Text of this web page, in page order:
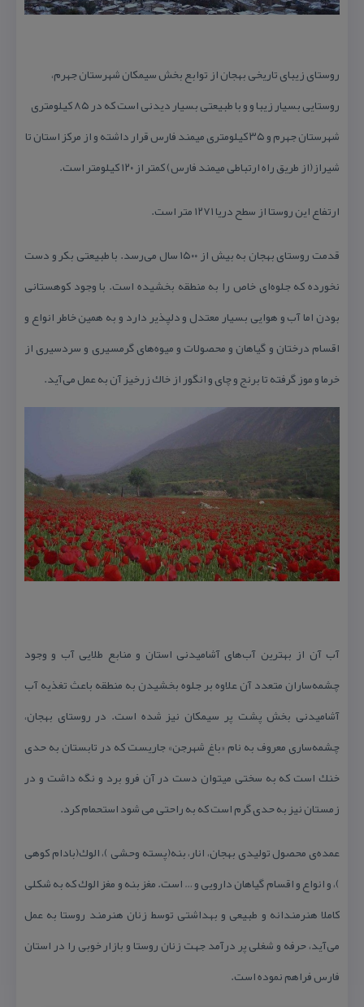
روستای زیبای تاریخی بهجان از توابع بخش سیمكان شهرستان جهرم،
روستایی بسیار زیبا و و با طبیعتی بسیار دیدنی است كه در ۸۵ كیلومتری
شهرستان جهرم و ۳۵ كیلومتری میمند فارس قرار داشته و از مركز استان تا
شیراز(از طریق راه ارتباطی میمند فارس) كمتر از ۱۲۰ كیلومتر است.
ارتفاع این روستا از سطح دریا ۱۲۷۱ متر است.
قدمت روستای بهجان به بیش از ۱۵۰۰ سال می‌رسد. با طبیعتی بكر و دست
نخورده كه جلوه‌ای خاص را به منطقه بخشیده است. با وجود كوهستانی
بودن اما آب و هوایی بسیار معتدل و دلپذیر دارد و به همین خاطر انواع و
اقسام درختان و گیاهان و محصولات و میوه‌های گرمسیری و سردسیری از
خرما و موز گرفته تا برنج و چای و انگور از خاك زرخیز آن به عمل می‌آید.
آب آن از بهترین آب‌های آشامیدنی استان و منابع طلایی آب و وجود
چشمه‌ساران متعدد آن علاوه بر جلوه بخشیدن به منطقه باعث تغذیه آب
آشامیدنی بخش پشت پر سیمكان نیز شده است. در روستای بهجان،
چشمه‌ساری معروف به نام «باغ شهرجن» جاریست كه در تابستان به حدی
خنك است كه به سختی میتوان دست در آن فرو برد و نگه داشت و در
زمستان نیز به حدی گرم است كه به راحتی می شود استحمام كرد.
عمده‌ی محصول تولیدی بهجان، انار، بنه(پسته وحشی )، الوك(بادام كوهی
)، و انواع و اقسام گیاهان دارویی و … است. مغز بنه و مغز الوك كه به شكلی
كاملا هنرمندانه و طبیعی و بهداشتی توسط زنان هنرمند روستا به عمل
می‌آید، حرفه و شغلی پر درآمد جهت زنان روستا و بازار خوبی را در استان
فارس فراهم نموده است.